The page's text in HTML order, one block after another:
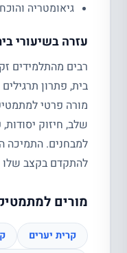
גיאומטריה
עזרה בשיעורי
רבים מהתלמידים
בית, פתרון
מורה פרטי
שלב, חיזוק
למבחנים.
להתקדם בקצב שלו
מורים
קרית יערים